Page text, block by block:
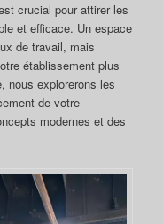
crucial pour attirer les
et efficace. Un espace
de travail, mais
établissement plus
nous explorerons les
de votre
modernes et des